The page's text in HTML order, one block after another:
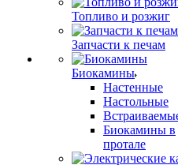
Топливо и розжиг
Запчасти к печам
Биокамины
Настенные
Настольные
Биокамины в
протале